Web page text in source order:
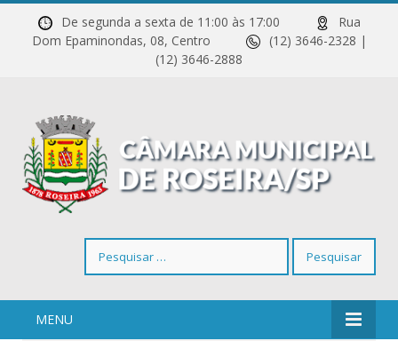
De segunda a sexta de 11:00 às 17:00
Rua
Dom Epaminondas, 08, Centro
(12) 3646-2328 |
(12) 3646-2888
por:
MENU